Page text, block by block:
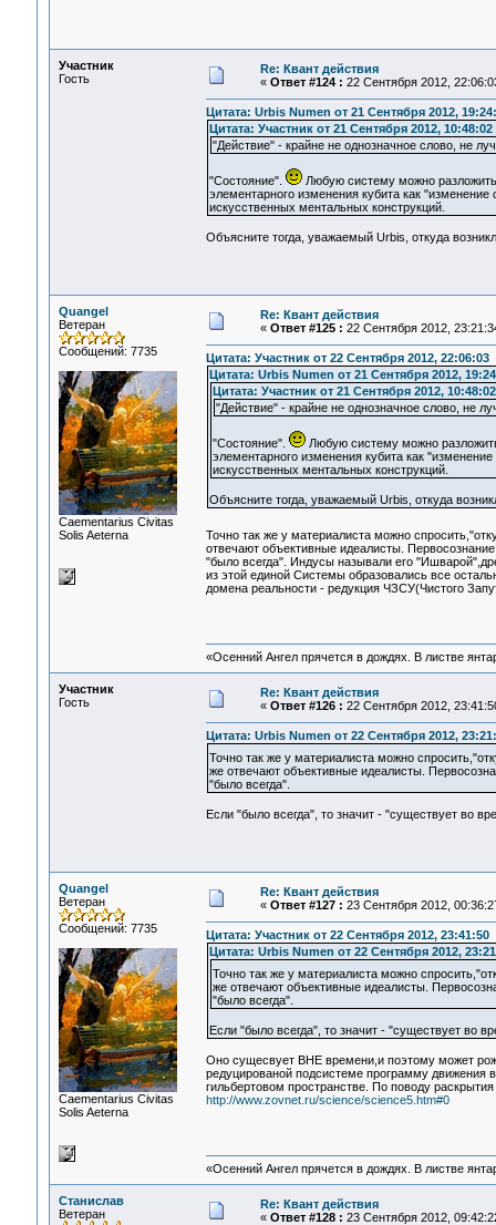
Участник
Гость
Re: Квант действия
« Ответ #124 : 22 Сентября 2012,
Цитата: Urbis Numen от 21 Сентября 2012,
Цитата: Участник от 21 Сентября 2012, 10:48:02
"Действие" - крайне не однозначное слово, не
"Состояние".
Любую систему можно разложить
элементарного изменения кубита как
искусственных ментальных конструкций.
Объясните тогда, уважаемый Urbis, откуда
Quangel
Ветеран
Сообщений: 7735
Сaementarius Civitas
Solis Aeterna
Re: Квант действия
« Ответ #125 : 22 Сентября 2012,
Цитата: Участник от 22 Сентября 2012, 22:06:03
Цитата: Urbis Numen от 21 Сентября 2012,
Цитата: Участник от 21 Сентября 2012, 10:48:02
"Действие" - крайне не однозначное слово, не
"Состояние".
Любую систему можно
элементарного изменения кубита как
искусственных ментальных конструкций.
Объясните тогда, уважаемый Urbis, откуда
Точно так же у материалиста можно
отвечают объективные идеалисты.
"было всегда". Индусы называли его
из этой единой Системы образовались все
домена реальности - редукция ЧЗСУ(Чистого
«Осенний Ангел прячется в дождях. В листве
Участник
Гость
Re: Квант действия
« Ответ #126 : 22 Сентября 2012,
Цитата: Urbis Numen от 22 Сентября 2012,
Точно так же у материалиста можно
же отвечают объективные идеалисты.
"было всегда".
Если "было всегда", то значит - "существует во
Quangel
Ветеран
Сообщений: 7735
Сaementarius Civitas
Solis Aeterna
Re: Квант действия
« Ответ #127 : 23 Сентября 2012,
Цитата: Участник от 22 Сентября 2012, 23:41:50
Цитата: Urbis Numen от 22 Сентября 2012,
Точно так же у материалиста можно
же отвечают объективные идеалисты.
"было всегда".
Если "было всегда", то значит - "существует во
Оно сущесвует ВНЕ времени,и поэтому может
редуцированой подсистеме программу
гильбертовом пространстве. По поводу
http://www.zovnet.ru/science/science5.htm#0
«Осенний Ангел прячется в дождях. В листве
Станислав
Ветеран
Re: Квант действия
« Ответ #128 : 23 Сентября 2012,